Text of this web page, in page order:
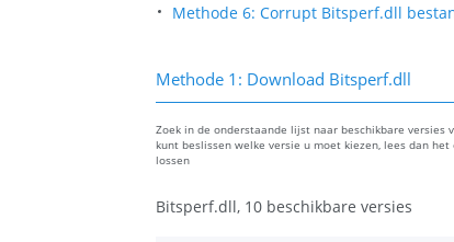
Methode 6: Corrupt Bitsperf.dll
Methode 1: Download Bitsperf.dll
Zoek in de onderstaande lijst naar beschikbare
kunt beslissen welke versie u moet kiezen, lees dan
lossen
Bitsperf.dll, 10 beschikbare versies